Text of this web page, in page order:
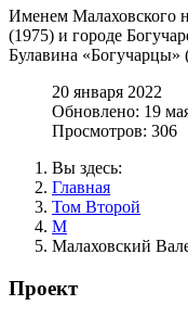
Именем Малаховского
(1975) и городе
Булавина
20 января 2022
Обновлено: 19
Просмотров: 306
Вы здесь:
Главная
Том Второй
М
Малаховский
Проект